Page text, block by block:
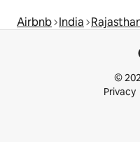
Airbnb India
©
Privacy